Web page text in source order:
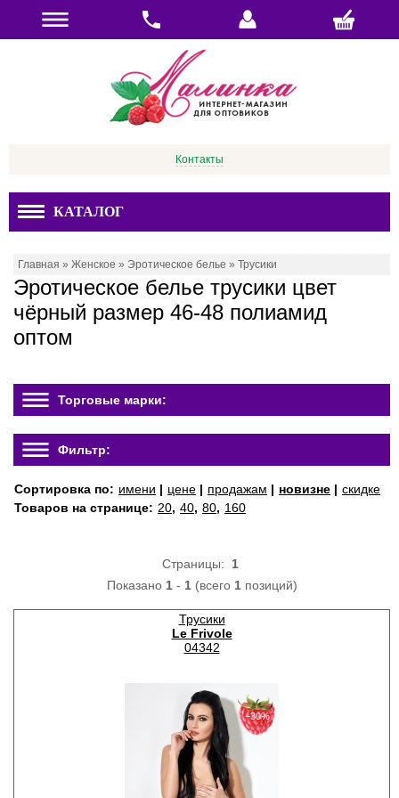
Контакты
КАТАЛОГ
Главная » Женское » Эротическое белье » Трусики
Эротическое белье трусики цвет
чёрный размер 46-48 полиамид
оптом
Торговые марки:
Фильтр:
Сортировка по: имени | цене | продажам | новизне | скидке
Товаров на странице: 20, 40, 80, 160
Страницы: 1
Показано 1- 1(всего 1позиций)
Трусики
Le Frivole
04342
−30%